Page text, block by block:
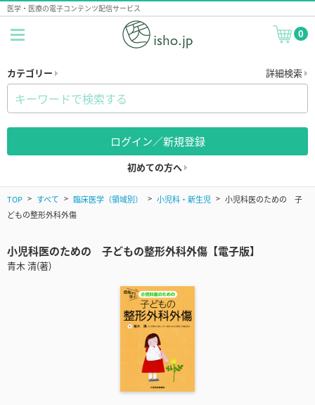
医学・医療の電子コンテンツ配信サービス
0
カテゴリー 詳細検索
ログイン／新規登録
初めての方へ
TOP すべて 臨床医学（領域別） 小児科・新生児
小児科医のための 子
どもの整形外科外傷
小児科医のための 子どもの整形外科外傷【電子版】
青木 清(著)